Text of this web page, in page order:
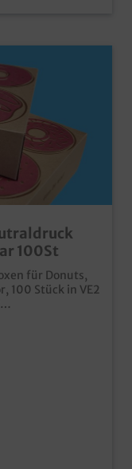
100St
für Donuts,
100 Stück in VE2
für
Verpackung
Donut